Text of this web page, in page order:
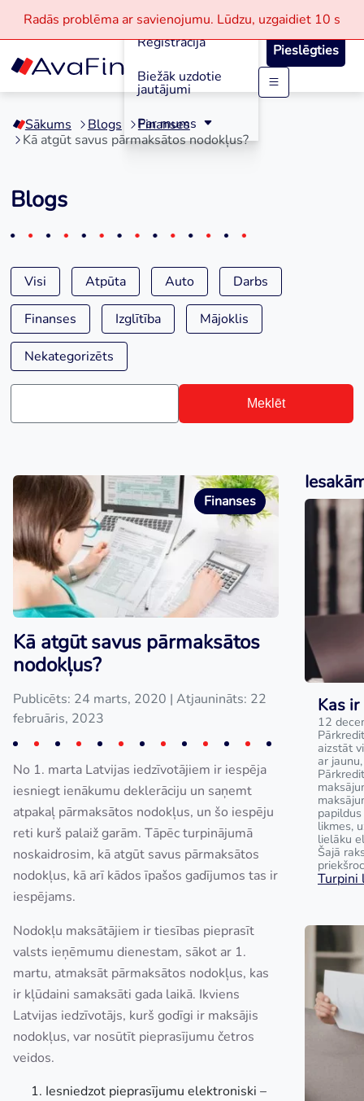
Skip
content
Radās problēma ar savienojumu. Lūdzu, uzgaidiet 10 s
Reģistrācija
Biežāk uzdotie
jautājumi
Par mums
Pieslēgties
Sākums Blogs
Finanses
Kā atgūt savus pārmaksātos nodokļus?
Blogs
Visi Atpūta Auto Darbs
Finanses Izglītība Mājoklis
Nekategorizēts
Meklēt
Finanses
Kā atgūt savus pārmaksātos
nodokļus?
Publicēts: 24 marts, 2020 | Atjaunināts: 22
februāris, 2023
No 1. marta Latvijas iedzīvotājiem ir iespēja
iesniegt ienākumu deklerāciju un saņemt
atpakaļ pārmaksātos nodokļus, un šo iespēju
reti kurš palaiž garām. Tāpēc turpinājumā
noskaidrosim, kā atgūt savus pārmaksātos
nodokļus, kā arī kādos īpašos gadījumos tas ir
iespējams.
Nodokļu maksātājiem ir tiesības pieprasīt
valsts ieņēmumu dienestam, sākot ar 1.
martu, atmaksāt pārmaksātos nodokļus, kas
ir kļūdaini samaksāti gada laikā. Ikviens
Latvijas iedzīvotājs, kurš godīgi ir maksājis
nodokļus, var nosūtīt pieprasījumu četros
veidos.
Iesniedzot pieprasījumu elektroniski –
Kas
12
aizstāt
ar
likmes,
lielāku
Šajā
Turpini